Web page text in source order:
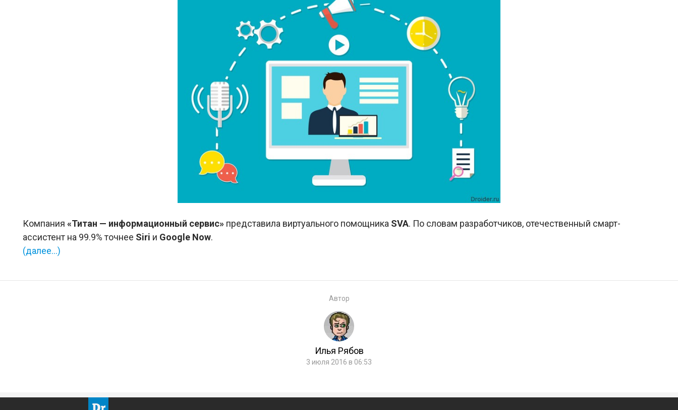
Компания «Титан — информационный сервис» представила виртуального помощника SVA. По словам разработчиков, отечественный смарт-
ассистент на 99.9% точнее Siri и Google Now.
(далее…)
Автор
Илья Рябов
3 июля 2016 в 06:53